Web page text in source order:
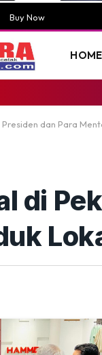
Buy Now
HOME
dan Para
di